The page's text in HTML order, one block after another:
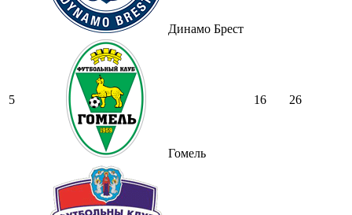
Динамо Брест
5
Гомель
16 26